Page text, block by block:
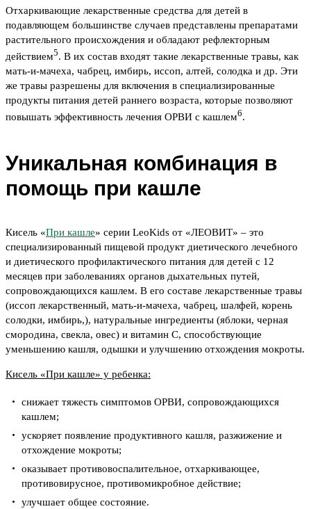
Отхаркивающие лекарственные средства для детей в
подавляющем большинстве случаев представлены препаратами
растительного происхождения и обладают рефлекторным
действием5. В их состав входят такие лекарственные травы, как
мать-и-мачеха, чабрец, имбирь, иссоп, алтей, солодка и др. Эти
же травы разрешены для включения в специализированные
продукты питания детей раннего возраста, которые позволяют
повышать эффективность лечения ОРВИ с кашлем6.
Уникальная комбинация в
помощь при кашле
Кисель «При кашле» серии LeoKids от «ЛЕОВИТ» – это
специализированный пищевой продукт диетического лечебного
и диетического профилактического питания для детей с 12
месяцев при заболеваниях органов дыхательных путей,
сопровождающихся кашлем. В его составе лекарственные травы
(иссоп лекарственный, мать-и-мачеха, чабрец, шалфей, корень
солодки, имбирь,), натуральные ингредиенты (яблоки, черная
смородина, свекла, овес) и витамин С, способствующие
уменьшению кашля, одышки и улучшению отхождения мокроты.
Кисель «При кашле» у ребенка:
снижает тяжесть симптомов ОРВИ, сопровождающихся
кашлем;
ускоряет появление продуктивного кашля, разжижение и
отхождение мокроты;
оказывает противовоспалительное, отхаркивающее,
противовирусное, противомикробное действие;
улучшает общее состояние.